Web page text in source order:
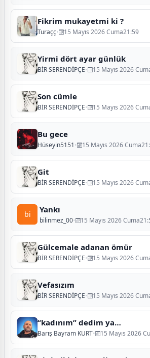
Fikrim mukayetmi ki ?
Turaçç• 15 Mayıs 2026 Cuma21:59
Yirmi dört ayar günlük
BİR SERENDİPÇE• 15 Mayıs 2026
Son cümle
BİR SERENDİPÇE• 15 Mayıs 2026
Bu gece
Hüseyin5151• 15 Mayıs 2026
Git
BİR SERENDİPÇE• 15 Mayıs 2026
bi Yankı
bilinmez_00• 15 Mayıs 2026
Gülcemale adanan ömür
BİR SERENDİPÇE• 15 Mayıs 2026
Vefasızım
BİR SERENDİPÇE• 15 Mayıs 2026
“kadınım” dedim ya…
Barış Bayram KURT• 15 Mayıs 2026